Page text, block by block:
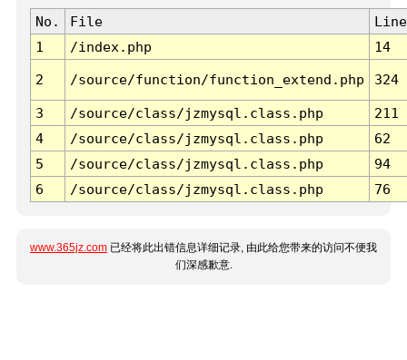
No. File
Line
1
/index.php 14
2 /source/function/function_extend.php 324
3 /source/class/jzmysql.class.php
211
4
/source/class/jzmysql.class.php
62
5
/source/class/jzmysql.class.php
94
6
/source/class/jzmysql.class.php 76
www.365jz.com 已经将此出错信息详细记录, 由此给您带来的访问不便我
们深感歉意.